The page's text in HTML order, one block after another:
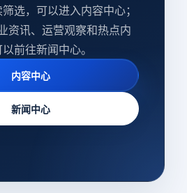
选，可以进入内容中心；
资讯、运营观察和热点内
前往新闻中心。
内容中心
新闻中心